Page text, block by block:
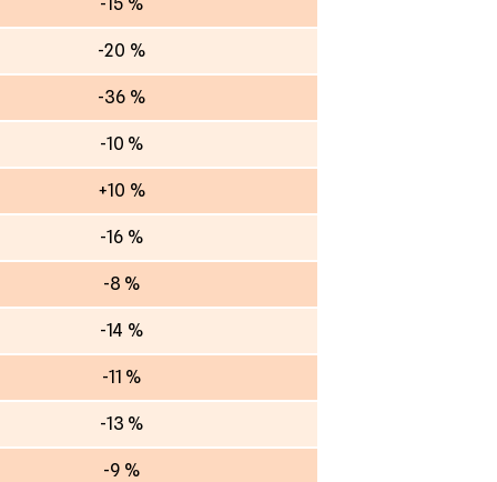
-20 %
-36 %
-10 %
+10 %
-16 %
-8 %
-14 %
-11 %
-13 %
-9 %